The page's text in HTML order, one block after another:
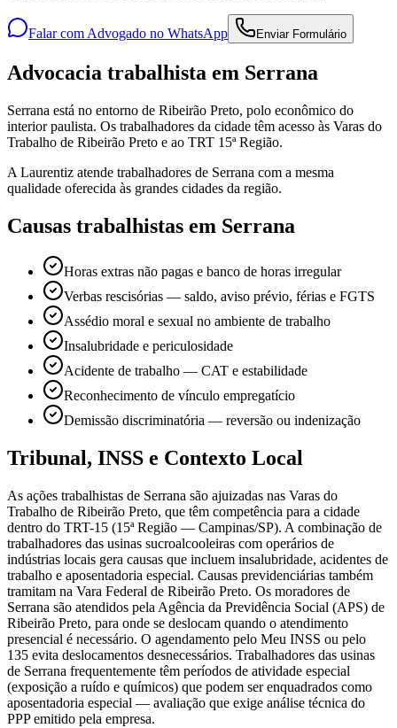
Falar com Advogado no WhatsApp Enviar Formulário
Advocacia trabalhista em Serrana
Serrana está no entorno de Ribeirão Preto, polo econômico do
interior paulista. Os trabalhadores da cidade têm acesso às Varas do
Trabalho de Ribeirão Preto e ao TRT 15ª Região.
A Laurentiz atende trabalhadores de Serrana com a mesma
qualidade oferecida às grandes cidades da região.
Causas trabalhistas em Serrana
Horas extras não pagas e banco de horas irregular
Verbas rescisórias — saldo, aviso prévio, férias e FGTS
Assédio moral e sexual no ambiente de trabalho
Insalubridade e periculosidade
Acidente de trabalho — CAT e estabilidade
Reconhecimento de vínculo empregatício
Demissão discriminatória — reversão ou indenização
Tribunal, INSS e Contexto Local
As ações trabalhistas de Serrana são ajuizadas nas Varas do
Trabalho de Ribeirão Preto, que têm competência para a cidade
dentro do TRT-15 (15ª Região — Campinas/SP). A combinação de
trabalhadores das usinas sucroalcooleiras com operários de
indústrias locais gera causas que incluem insalubridade, acidentes de
trabalho e aposentadoria especial. Causas previdenciárias também
tramitam na Vara Federal de Ribeirão Preto. Os moradores de
Serrana são atendidos pela Agência da Previdência Social (APS) de
Ribeirão Preto, para onde se deslocam quando o atendimento
presencial é necessário. O agendamento pelo Meu INSS ou pelo
135 evita deslocamentos desnecessários. Trabalhadores das usinas
de Serrana frequentemente têm períodos de atividade especial
(exposição a ruído e químicos) que podem ser enquadrados como
aposentadoria especial — avaliação que exige análise técnica do
PPP emitido pela empresa.